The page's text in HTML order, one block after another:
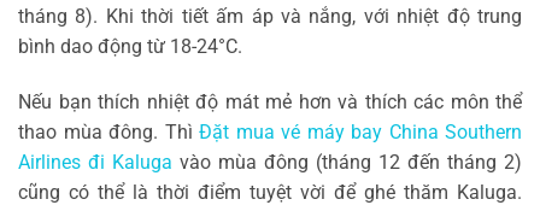
tháng 8). Khi thời tiết ấm áp và nắng, với nhiệt độ trung
bình dao động từ 18-24°C.
Nếu bạn thích nhiệt độ mát mẻ hơn và thích các môn thể
thao mùa đông. Thì Đặt mua vé máy bay China Southern
Airlines đi Kaluga vào mùa đông (tháng 12 đến tháng 2)
cũng có thể là thời điểm tuyệt vời để ghé thăm Kaluga.